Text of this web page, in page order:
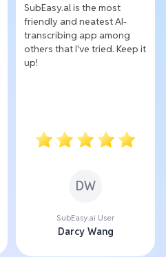
SubEasy.al is the most
friendly and neatest AI-
transcribing app among
others that I've tried. Keep it
up!
DW
SubEasy.ai User
Darcy Wang